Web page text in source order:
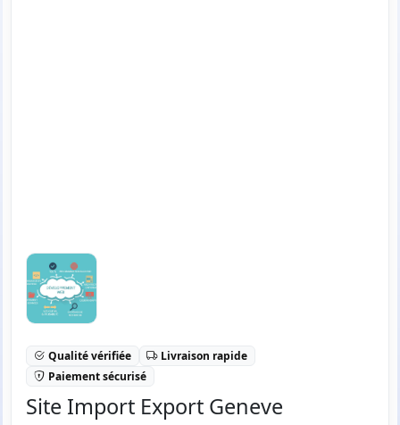
Qualité vérifiée
Livraison rapide
Paiement sécurisé
Site Import Export Geneve